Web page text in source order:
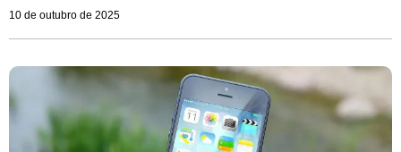
10 de outubro de 2025